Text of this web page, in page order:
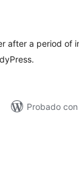
after a period of
Probado